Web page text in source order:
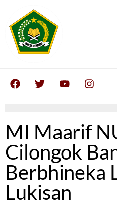
MI Maarif
Cilongok
Berbhineka
Lukisan